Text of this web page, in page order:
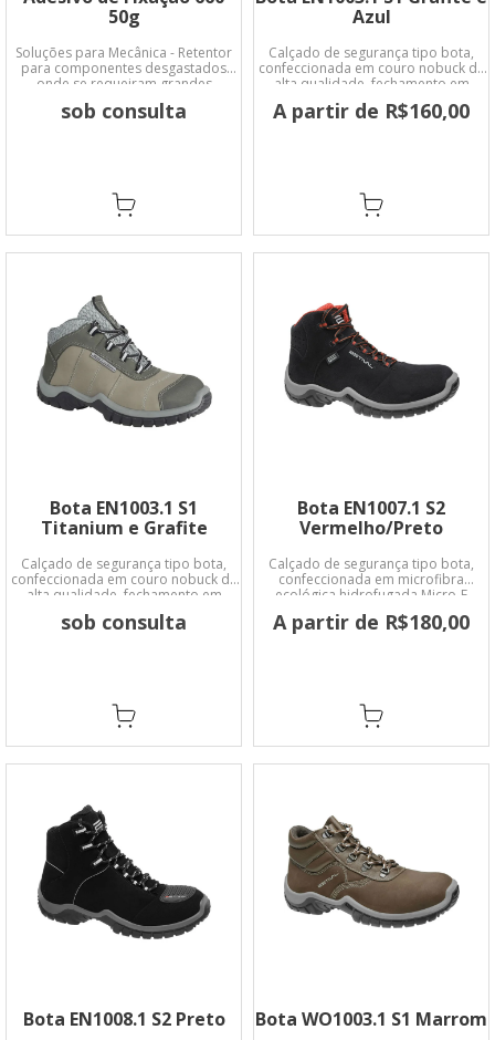
50g
Soluções para Mecânica - Retentor
para componentes desgastados
onde se requeiram grandes
enchimentos de folgas.
sob consulta
Azul
Calçado de segurança tipo bota,
confeccionada em couro nobuck de
alta qualidade, fechamento em
atacador, forro em material não
tecido, palmilha de montagem fixada
A partir de R$160,00
Bota EN1003.1 S1
Titanium e Grafite
Calçado de segurança tipo bota,
confeccionada em couro nobuck de
alta qualidade, fechamento em
atacador, forro em material não
tecido, palmilha de montagem fixada
sob consulta
Bota EN1007.1 S2
Vermelho/Preto
Calçado de segurança tipo bota,
confeccionada em microfibra
ecológica hidrofugada Micro-E
A partir de R$180,00
Bota EN1008.1 S2 Preto Bota WO1003.1 S1 Marrom